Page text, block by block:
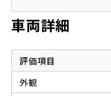
車両詳細
評価項目
外観